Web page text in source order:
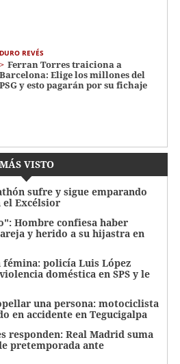
DURO REVÉS
Ferran Torres traiciona a
Barcelona: Elige los millones del
PSG y esto pagarán por su fichaje
MÁS VISTO
sufre y sigue emparando
el Excélsior
Hombre confiesa haber
y herido a su hijastra en
fémina: policía Luis López
doméstica en SPS y le
una persona: motociclista
en accidente en Tegucigalpa
responden: Real Madrid suma
pretemporada ante